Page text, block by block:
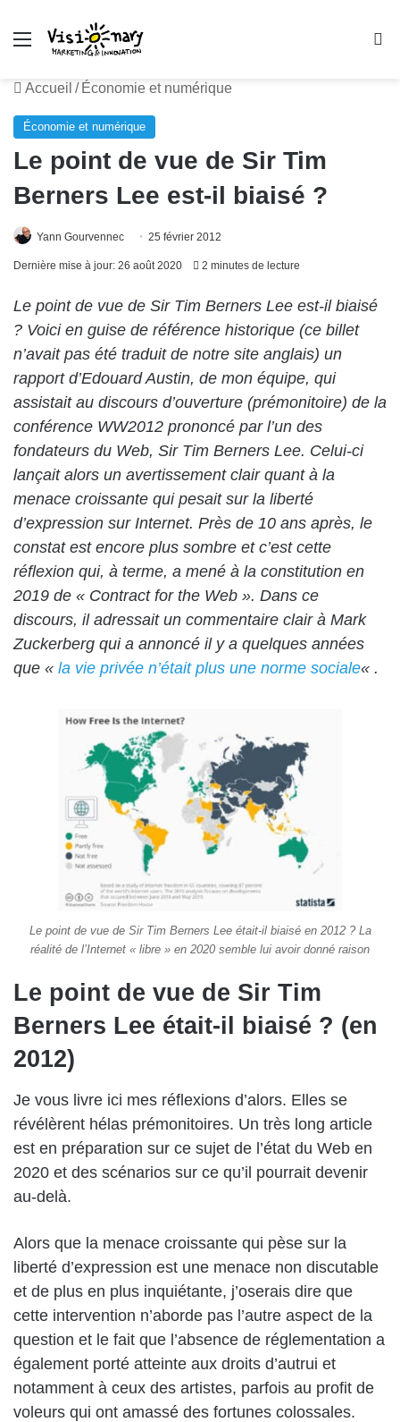
Menu
Accueil / Économie et numérique
Économie et numérique
Le point de vue de Sir Tim
Berners Lee est-il biaisé ?
Yann Gourvennec 25 février 2012
Dernière mise à jour: 26 août 2020 2 minutes de lecture
Le point de vue de Sir Tim Berners Lee est-il biaisé
? Voici en guise de référence historique (ce billet
n’avait pas été traduit de notre site anglais) un
rapport d’Edouard Austin, de mon équipe, qui
assistait au discours d’ouverture (prémonitoire) de la
conférence WW2012 prononcé par l’un des
fondateurs du Web, Sir Tim Berners Lee. Celui-ci
lançait alors un avertissement clair quant à la
menace croissante qui pesait sur la liberté
d’expression sur Internet. Près de 10 ans après, le
constat est encore plus sombre et c’est cette
réflexion qui, à terme, a mené à la constitution en
2019 de « Contract for the Web ». Dans ce
discours, il adressait un commentaire clair à Mark
Zuckerberg qui a annoncé il y a quelques années
que « la vie privée n’était plus une norme sociale« .
Le point de vue de Sir Tim Berners Lee était-il biaisé en 2012 ? La
réalité de l’Internet « libre » en 2020 semble lui avoir donné raison
Le point de vue de Sir Tim
Berners Lee était-il biaisé ? (en
2012)
Je vous livre ici mes réflexions d’alors. Elles se
révélèrent hélas prémonitoires. Un très long article
est en préparation sur ce sujet de l’état du Web en
2020 et des scénarios sur ce qu’il pourrait devenir
au-delà.
Alors que la menace croissante qui pèse sur la
liberté d’expression est une menace non discutable
et de plus en plus inquiétante, j’oserais dire que
cette intervention n’aborde pas l’autre aspect de la
question et le fait que l’absence de réglementation a
également porté atteinte aux droits d’autrui et
notamment à ceux des artistes, parfois au profit de
voleurs qui ont amassé des fortunes colossales.